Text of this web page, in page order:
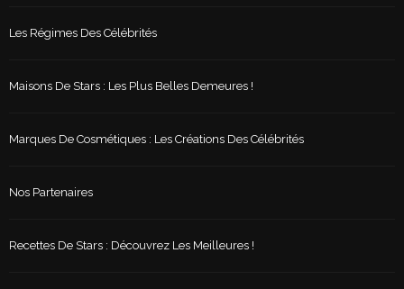
Les Régimes Des Célébrités
Maisons De Stars : Les Plus Belles Demeures !
Marques De Cosmétiques : Les Créations Des Célébrités
Nos Partenaires
Recettes De Stars : Découvrez Les Meilleures !